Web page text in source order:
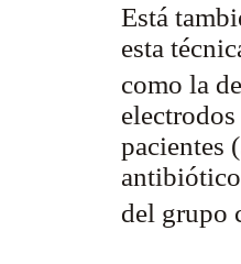
Está
esta
como la
pacientes
del grupo